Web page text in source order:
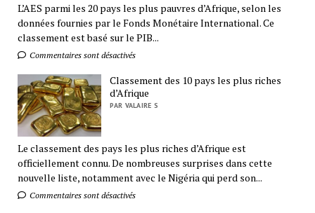
L’AES parmi les 20 pays les plus pauvres d’Afrique, selon les
données fournies par le Fonds Monétaire International. Ce
classement est basé sur le PIB...
Commentaires sont désactivés
Classement des 10 pays les plus riches
d’Afrique
PAR VALAIRE S
Le classement des pays les plus riches d’Afrique est
officiellement connu. De nombreuses surprises dans cette
nouvelle liste, notamment avec le Nigéria qui perd son...
Commentaires sont désactivés